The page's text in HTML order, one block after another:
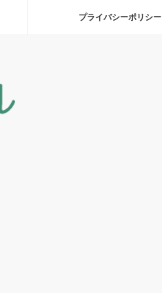
プライバシーポリシー